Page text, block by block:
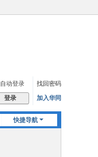
自动登录
找回密码
登录 加入华同
快捷导航